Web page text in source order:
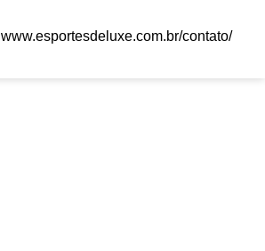
www.esportesdeluxe.com.br/contato/